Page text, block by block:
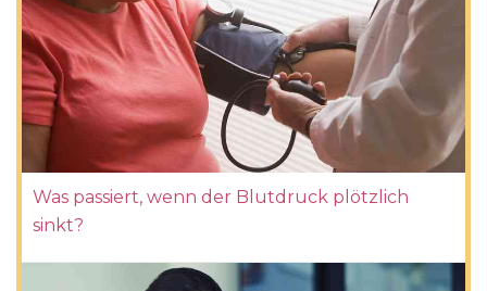
Was passiert, wenn der Blutdruck plötzlich
sinkt?